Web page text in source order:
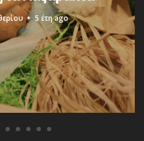
5 έτη ago